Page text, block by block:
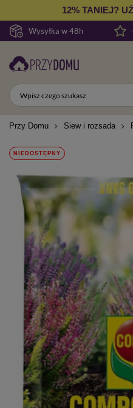
Wysyłka w 48h
12% TANIEJ?
Przy Domu Siew i rozsada
NIEDOSTĘPNY